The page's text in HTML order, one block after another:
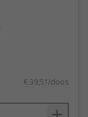
€ 39,51/doos